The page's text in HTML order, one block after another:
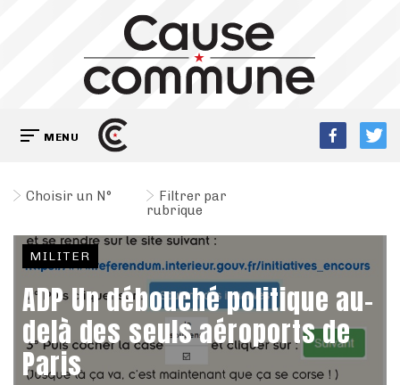
MENU
Choisir un N°
Filtrer par
rubrique
MILITER
ADP Un débouché politique au-
delà des seuls aéroports de
Paris